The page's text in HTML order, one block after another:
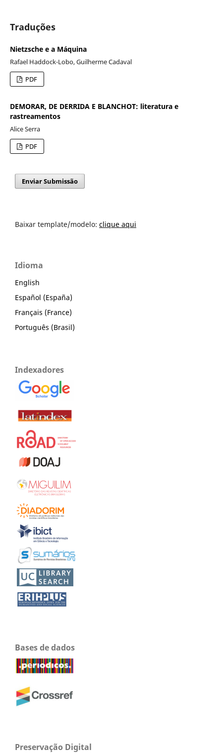
Traduções
Nietzsche e a Máquina
Rafael Haddock-Lobo, Guilherme Cadaval
PDF
DEMORAR, DE DERRIDA E BLANCHOT: literatura e
rastreamentos
Alice Serra
PDF
Enviar Submissão
Baixar template/modelo: clique aqui
Idioma
English
Español (España)
Français (France)
Português (Brasil)
Indexadores
Bases de dados
Preservação Digital